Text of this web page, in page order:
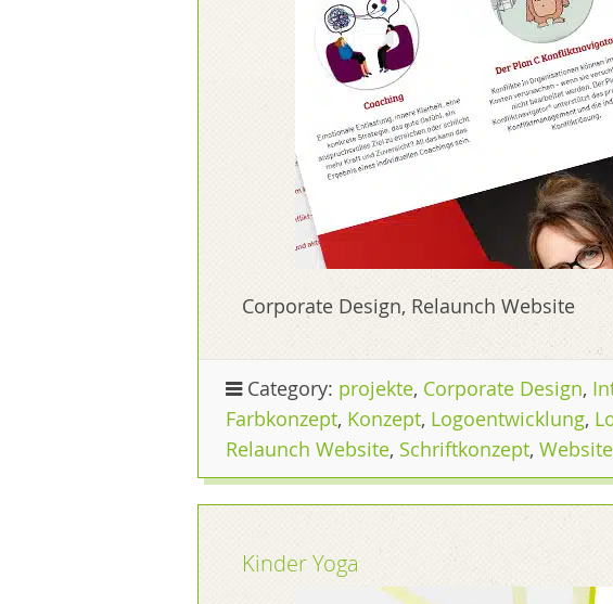
Corporate Design, Relaunch Website
Category: projekte, Corporate Design,
Farbkonzept, Konzept, Logoentwicklung,
Relaunch Website, Schriftkonzept, Website
Kinder Yoga